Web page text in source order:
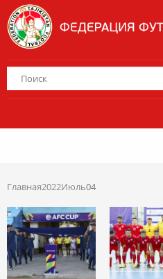
Главная2022Июль04